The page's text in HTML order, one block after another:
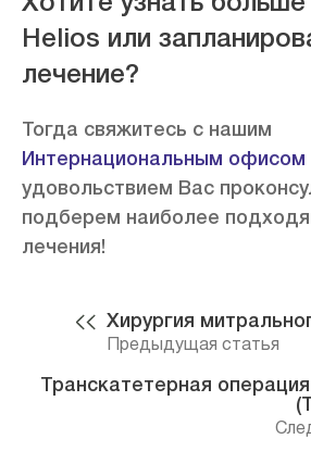
Helios или
лечение?
Тогда свяжитесь с нашим
Интернациональным офисом
удовольствием Вас
подберем наиболее
лечения!
Хирургия
Предыдущая статья
Транскатетерная